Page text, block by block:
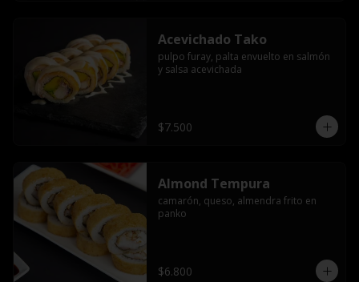
Acevichado Tako
pulpo furay, palta envuelto en salmón
y salsa acevichada
$7.500
Almond Tempura
camarón, queso, almendra frito en
panko
$6.800